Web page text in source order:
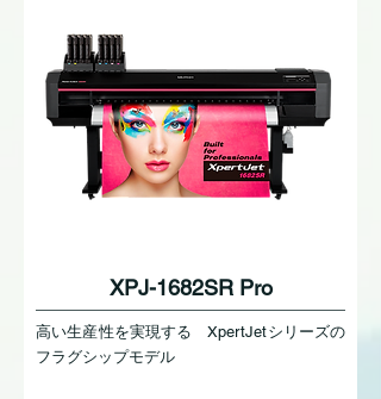
XPJ-1682SR Pro
高い生産性を実現する XpertJetシリーズの
フラグシップモデル